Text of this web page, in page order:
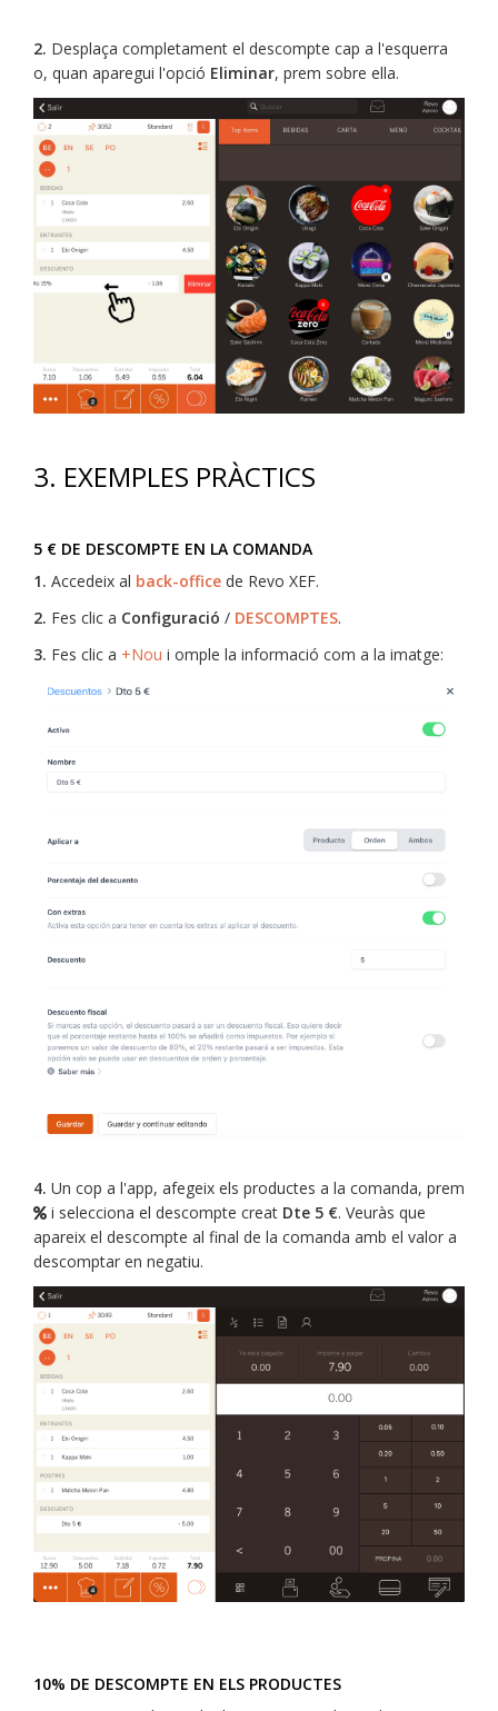
2. Desplaça completament el descompte cap a l'esquerra
o, quan aparegui l'opció Eliminar, prem sobre ella.
3. EXEMPLES PRÀCTICS
5 € DE DESCOMPTE EN LA COMANDA
1. Accedeix al back-office de Revo XEF.
2. Fes clic a Configuració / DESCOMPTES.
3. Fes clic a +Nou i omple la informació com a la imatge:
4. Un cop a l'app, afegeix els productes a la comanda, prem
i selecciona el descompte creat Dte 5 €. Veuràs que
apareix el descompte al final de la comanda amb el valor a
descomptar en negatiu.
10% DE DESCOMPTE EN ELS PRODUCTES